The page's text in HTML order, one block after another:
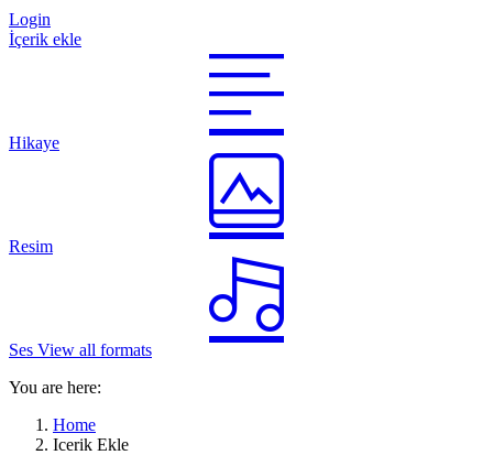
Login
İçerik ekle
Hikaye
Resim
Ses View all formats
You are here:
Home
Icerik Ekle